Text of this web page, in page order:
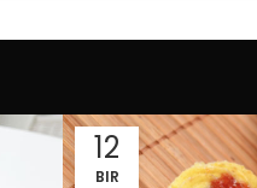
12
BIR